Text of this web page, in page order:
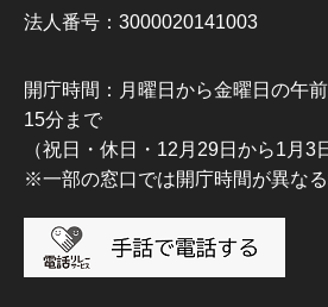
法人番号：3000020141003
開庁時間：月曜日から金曜日の午
15分まで
（祝日・休日・12月29日から1月3
※一部の窓口では開庁時間が異な